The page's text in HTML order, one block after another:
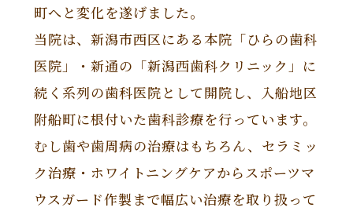
町へと変化を遂げました。
当院は、新潟市西区にある本院「ひらの歯科
医院」・新通の「新潟西歯科クリニック」に
続く系列の歯科医院として開院し、入船地区
附船町に根付いた歯科診療を行っています。
むし歯や歯周病の治療はもちろん、セラミッ
ク治療・ホワイトニングケアからスポーツマ
ウスガード作製まで幅広い治療を取り扱って